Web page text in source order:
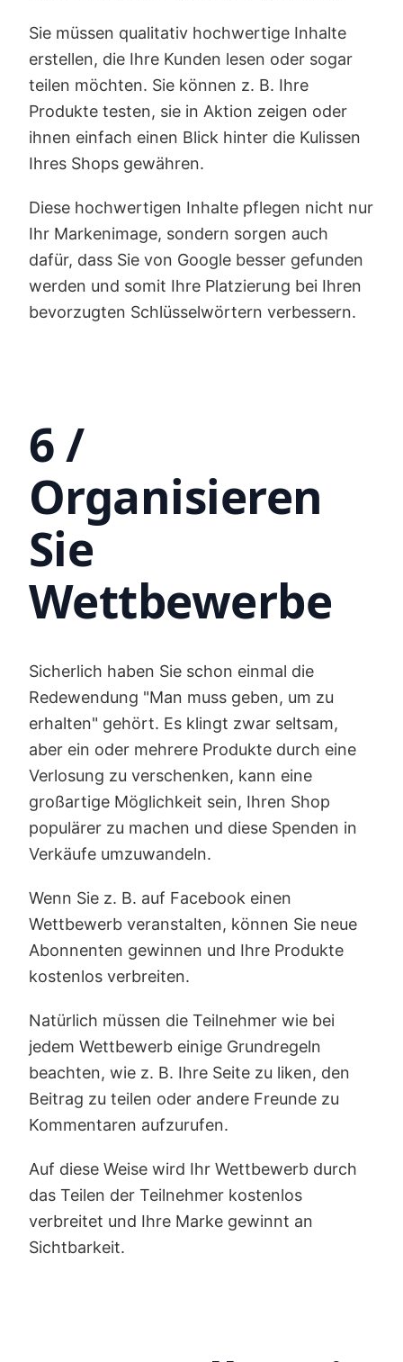
Sie müssen qualitativ hochwertige Inhalte
erstellen, die Ihre Kunden lesen oder sogar
teilen möchten. Sie können z. B. Ihre
Produkte testen, sie in Aktion zeigen oder
ihnen einfach einen Blick hinter die Kulissen
Ihres Shops gewähren.
Diese hochwertigen Inhalte pflegen nicht nur
Ihr Markenimage, sondern sorgen auch
dafür, dass Sie von Google besser gefunden
werden und somit Ihre Platzierung bei Ihren
bevorzugten Schlüsselwörtern verbessern.
6 /
Organisieren
Sie
Wettbewerbe
Sicherlich haben Sie schon einmal die
Redewendung "Man muss geben, um zu
erhalten" gehört. Es klingt zwar seltsam,
aber ein oder mehrere Produkte durch eine
Verlosung zu verschenken, kann eine
großartige Möglichkeit sein, Ihren Shop
populärer zu machen und diese Spenden in
Verkäufe umzuwandeln.
Wenn Sie z. B. auf Facebook einen
Wettbewerb veranstalten, können Sie neue
Abonnenten gewinnen und Ihre Produkte
kostenlos verbreiten.
Natürlich müssen die Teilnehmer wie bei
jedem Wettbewerb einige Grundregeln
beachten, wie z. B. Ihre Seite zu liken, den
Beitrag zu teilen oder andere Freunde zu
Kommentaren aufzurufen.
Auf diese Weise wird Ihr Wettbewerb durch
das Teilen der Teilnehmer kostenlos
verbreitet und Ihre Marke gewinnt an
Sichtbarkeit.